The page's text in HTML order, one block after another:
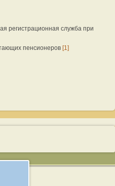
регистрационная служба при
пенсионеров [1]